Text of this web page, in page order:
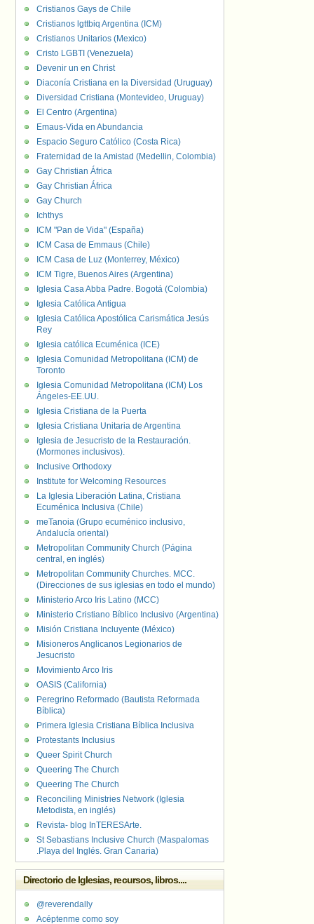
Cristianos Gays de Chile
Cristianos lgttbiq Argentina (ICM)
Cristianos Unitarios (Mexico)
Cristo LGBTI (Venezuela)
Devenir un en Christ
Diaconía Cristiana en la Diversidad (Uruguay)
Diversidad Cristiana (Montevideo, Uruguay)
El Centro (Argentina)
Emaus-Vida en Abundancia
Espacio Seguro Católico (Costa Rica)
Fraternidad de la Amistad (Medellin, Colombia)
Gay Christian África
Gay Christian África
Gay Church
Ichthys
ICM "Pan de Vida" (España)
ICM Casa de Emmaus (Chile)
ICM Casa de Luz (Monterrey, México)
ICM Tigre, Buenos Aires (Argentina)
Iglesia Casa Abba Padre. Bogotá (Colombia)
Iglesia Católica Antigua
Iglesia Católica Apostólica Carismática Jesús
Rey
Iglesia católica Ecuménica (ICE)
Iglesia Comunidad Metropolitana (ICM) de
Toronto
Iglesia Comunidad Metropolitana (ICM) Los
Ángeles-EE.UU.
Iglesia Cristiana de la Puerta
Iglesia Cristiana Unitaria de Argentina
Iglesia de Jesucristo de la Restauración.
(Mormones inclusivos).
Inclusive Orthodoxy
Institute for Welcoming Resources
La Iglesia Liberación Latina, Cristiana
Ecuménica Inclusiva (Chile)
meTanoia (Grupo ecuménico inclusivo,
Andalucía oriental)
Metropolitan Community Church (Página
central, en inglés)
Metropolitan Community Churches. MCC.
(Direcciones de sus iglesias en todo el mundo)
Ministerio Arco Iris Latino (MCC)
Ministerio Cristiano Bíblico Inclusivo (Argentina)
Misión Cristiana Incluyente (México)
Misioneros Anglicanos Legionarios de
Jesucristo
Movimiento Arco Iris
OASIS (California)
Peregrino Reformado (Bautista Reformada
Bíblica)
Primera Iglesia Cristiana Bíblica Inclusiva
Protestants Inclusius
Queer Spirit Church
Queering The Church
Queering The Church
Reconciling Ministries Network (Iglesia
Metodista, en inglés)
Revista- blog InTERESArte.
St Sebastians Inclusive Church (Maspalomas
.Playa del Inglés. Gran Canaria)
Directorio de Iglesias, recursos, libros....
@reverendally
Acéptenme como soy